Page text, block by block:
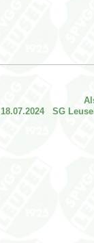
18.07.2024 SG